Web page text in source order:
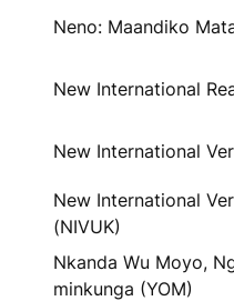
Neno: Maandiko
New International
New International
New International
(NIVUK)
Nkanda Wu Moyo,
minkunga (YOM)